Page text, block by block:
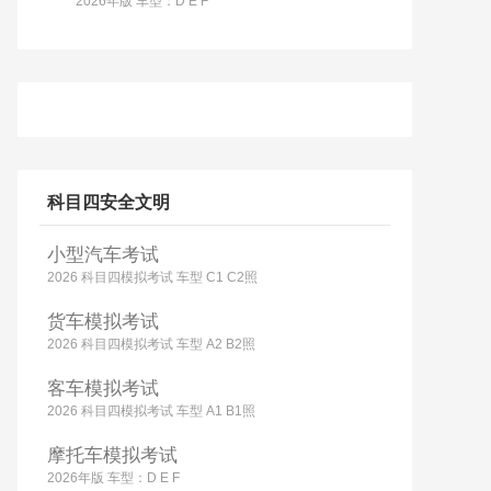
科目四安全文明
小型汽车考试
2026 科目四模拟考试 车型 C1 C2照
货车模拟考试
2026 科目四模拟考试 车型 A2 B2照
客车模拟考试
2026 科目四模拟考试 车型 A1 B1照
摩托车模拟考试
2026年版 车型：D E F